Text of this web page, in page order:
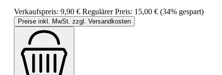
Verkaufspreis: 9,90 € Regulärer Preis: 15,00 € (34% gespart)
Preise inkl. MwSt. zzgl. Versandkosten